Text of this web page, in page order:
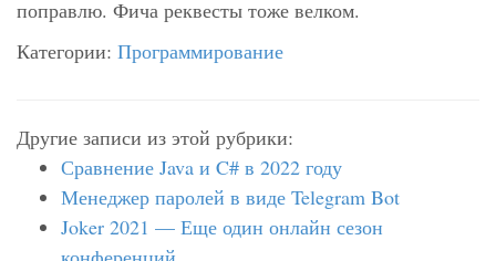
поправлю. Фича реквесты тоже велком.
Категории: Программирование
Другие записи из этой рубрики:
Сравнение Java и C# в 2022 году
Менеджер паролей в виде Telegram Bot
Joker 2021 — Еще один онлайн сезон